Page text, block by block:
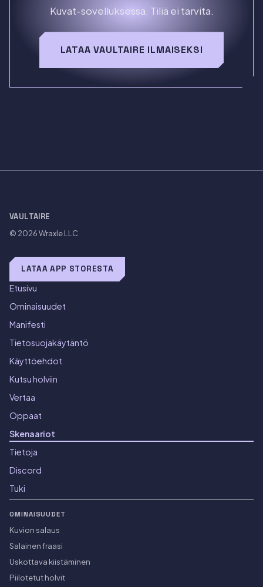
Kuvat-sovelluksessa. Tiliä ei tarvita.
LATAA VAULTAIRE ILMAISEKSI
VAULTAIRE
© 2026Wraxle LLC
LATAA APP STORESTA
Etusivu
Ominaisuudet
Manifesti
Tietosuojakäytäntö
Käyttöehdot
Kutsu holviin
Vertaa
Oppaat
Skenaariot
Tietoja
Discord
Tuki
OMINAISUUDET
Kuvion salaus
Salainen fraasi
Uskottava kiistäminen
Piilotetut holvit